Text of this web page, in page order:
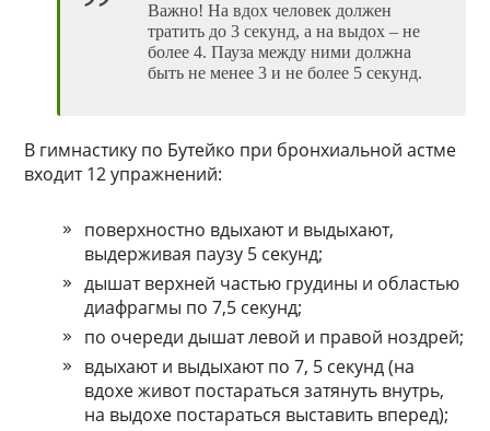
Важно! На вдох человек должен
тратить до 3 секунд, а на выдох – не
более 4. Пауза между ними должна
быть не менее 3 и не более 5 секунд.
В гимнастику по Бутейко при бронхиальной астме
входит 12 упражнений:
поверхностно вдыхают и выдыхают,
выдерживая паузу 5 секунд;
дышат верхней частью грудины и областью
диафрагмы по 7,5 секунд;
по очереди дышат левой и правой ноздрей;
вдыхают и выдыхают по 7, 5 секунд (на
вдохе живот постараться затянуть внутрь,
на выдохе постараться выставить вперед);